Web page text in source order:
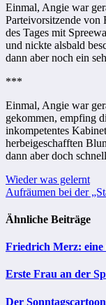
Einmal, Angie war
Parteivorsitzende von
des Tages mit
und nickte alsbald
dann aber noch ein
***
Einmal, Angie war
gekommen, empfing
inkompetentes
herbeigeschafften
dann aber doch
Wieder was gelernt
Aufräumen bei der
Ähnliche Beiträge
Friedrich Merz:
Erste Frau an der
Der